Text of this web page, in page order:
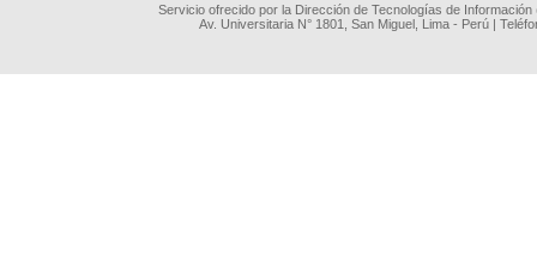
Servicio ofrecido por la Dirección de Tecnologías de
Av. Universitaria N° 1801, San Miguel, Lima - Perú |